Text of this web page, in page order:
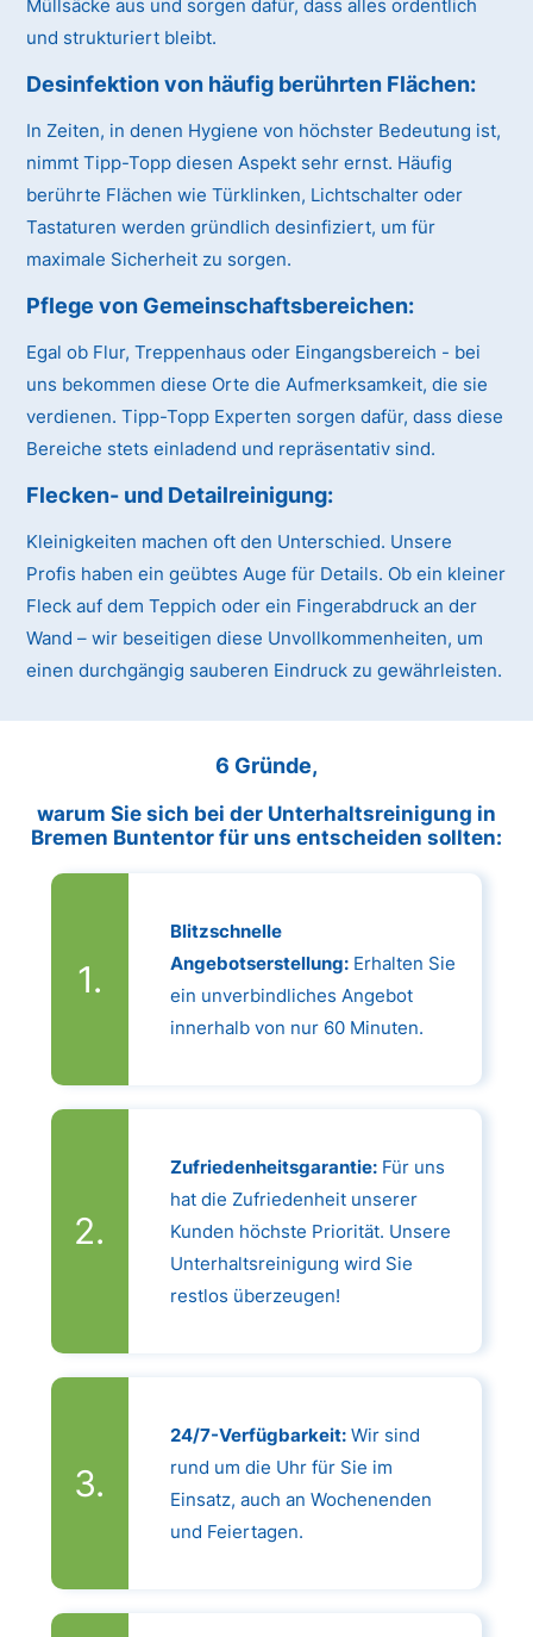
Müllsäcke aus und sorgen dafür, dass alles ordentlich
und strukturiert bleibt.
Desinfektion von häufig berührten Flächen:
In Zeiten, in denen Hygiene von höchster Bedeutung ist,
nimmt Tipp-Topp diesen Aspekt sehr ernst. Häufig
berührte Flächen wie Türklinken, Lichtschalter oder
Tastaturen werden gründlich desinfiziert, um für
maximale Sicherheit zu sorgen.
Pflege von Gemeinschaftsbereichen:
Egal ob Flur, Treppenhaus oder Eingangsbereich - bei
uns bekommen diese Orte die Aufmerksamkeit, die sie
verdienen. Tipp-Topp Experten sorgen dafür, dass diese
Bereiche stets einladend und repräsentativ sind.
Flecken- und Detailreinigung:
Kleinigkeiten machen oft den Unterschied. Unsere
Profis haben ein geübtes Auge für Details. Ob ein kleiner
Fleck auf dem Teppich oder ein Fingerabdruck an der
Wand – wir beseitigen diese Unvollkommenheiten, um
einen durchgängig sauberen Eindruck zu gewährleisten.
6 Gründe,
warum Sie sich bei der Unterhaltsreinigung in
Bremen Buntentor für uns entscheiden sollten:
Blitzschnelle
Angebotserstellung:Erhalten Sie
ein unverbindliches Angebot
innerhalb von nur 60 Minuten.
Zufriedenheitsgarantie:Für uns
hat die Zufriedenheit unserer
Kunden höchste Priorität. Unsere
Unterhaltsreinigung wird Sie
restlos überzeugen!
24/7-Verfügbarkeit:Wir sind
rund um die Uhr für Sie im
Einsatz, auch an Wochenenden
und Feiertagen.